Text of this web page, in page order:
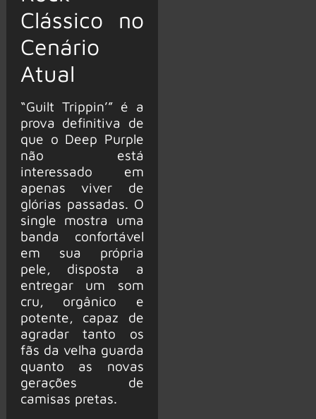
Clássico no
Cenário
Atual
“Guilt Trippin’” é a
prova definitiva de
que o Deep Purple
não está
interessado em
apenas viver de
glórias passadas. O
single mostra uma
banda confortável
em sua própria
pele, disposta a
entregar um som
cru, orgânico e
potente, capaz de
agradar tanto os
fãs da velha guarda
quanto as novas
gerações de
camisas pretas.